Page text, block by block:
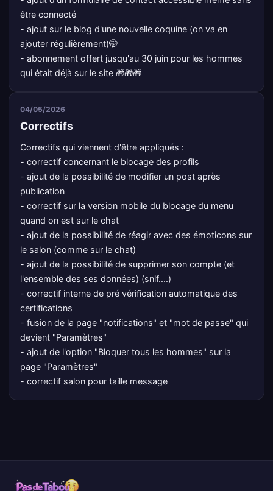
être connecté
- ajout sur le blog d'une nouvelle coquine (on va en
ajouter régulièrement)🤭
- abonnement offert jusqu'au 30 juin pour les hommes
qui était déjà sur le site 🎁🎁🎁
04/05/2026
Correctifs
Correctifs qui viennent d'être appliqués :
- correctif concernant le blocage des profils
- ajout de la possibilité de modifier un post après
publication
- correctif sur la version mobile du blocage du menu
quand on est sur le chat
- ajout de la possibilité de réagir avec des émoticons sur
le salon (comme sur le chat)
- ajout de la possibilité de supprimer son compte (et
l'ensemble des ses données) (snif....)
- correctif interne de pré vérification automatique des
certifications
- fusion de la page "notifications" et "mot de passe" qui
devient "Paramètres"
- ajout de l'option "Bloquer tous les hommes" sur la
page "Paramètres"
- correctif salon pour taille message